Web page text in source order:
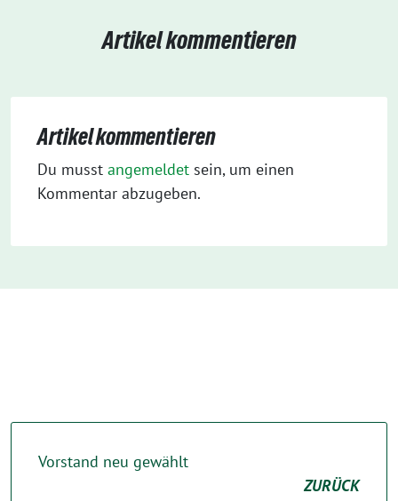
Artikel kommentieren
Artikel kommentieren
Du musst angemeldet sein, um einen
Kommentar abzugeben.
Vorstand neu gewählt
ZURÜCK